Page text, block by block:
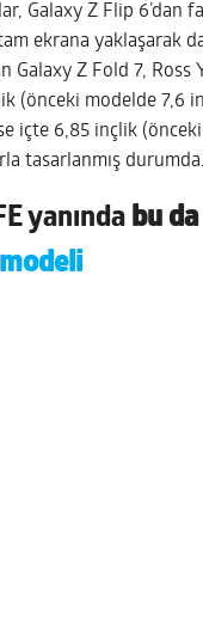
Galaxy Z Flip 6’dan
ekrana yaklaşarak
Z Fold 7, Ross
(önceki modelde 7,6
içte 6,85 inçlik
tasarlanmış durumda.
yanında bu